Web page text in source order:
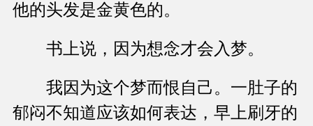
他的头发是金黄色的。
书上说，因为想念才会入梦。
我因为这个梦而恨自己。一肚子的
郁闷不知道应该如何表达，早上刷牙的